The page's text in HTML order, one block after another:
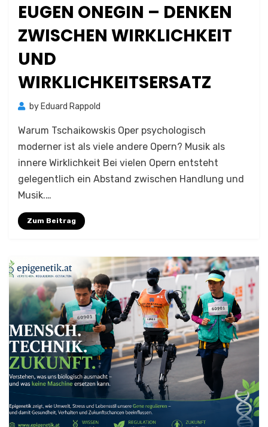
EUGEN ONEGIN – DENKEN
ZWISCHEN WIRKLICHKEIT
UND
WIRKLICHKEITSERSATZ
by Eduard Rappold
Warum Tschaikowskis Oper psychologisch
moderner ist als viele andere Opern? Musik als
innere Wirklichkeit Bei vielen Opern entsteht
gelegentlich ein Abstand zwischen Handlung und
Musik.…
Zum Beitrag